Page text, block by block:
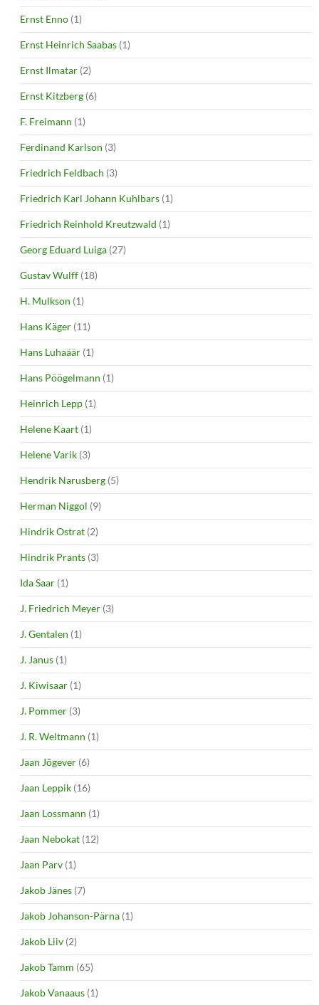
Ernst Enno (1)
Ernst Heinrich Saabas (1)
Ernst Ilmatar (2)
Ernst Kitzberg (6)
F. Freimann (1)
Ferdinand Karlson (3)
Friedrich Feldbach (3)
Friedrich Karl Johann Kuhlbars (1)
Friedrich Reinhold Kreutzwald (1)
Georg Eduard Luiga (27)
Gustav Wulff (18)
H. Mulkson (1)
Hans Käger (11)
Hans Luhaäär (1)
Hans Pöögelmann (1)
Heinrich Lepp (1)
Helene Kaart (1)
Helene Varik (3)
Hendrik Narusberg (5)
Herman Niggol (9)
Hindrik Ostrat (2)
Hindrik Prants (3)
Ida Saar (1)
J. Friedrich Meyer (3)
J. Gentalen (1)
J. Janus (1)
J. Kiwisaar (1)
J. Pommer (3)
J. R. Weltmann (1)
Jaan Jõgever (6)
Jaan Leppik (16)
Jaan Lossmann (1)
Jaan Nebokat (12)
Jaan Parv (1)
Jakob Jänes (7)
Jakob Johanson-Pärna (1)
Jakob Liiv (2)
Jakob Tamm (65)
Jakob Vanaaus (1)